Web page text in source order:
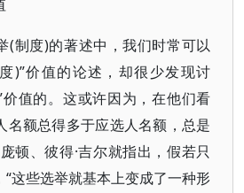
(制度)的著述中，我们时常可以
)”价值的论述，却很少发现讨
价值的。这或许因为，在他们看
名额总得多于应选人名额，总是
顿、彼得·吉尔就指出，假若只
“这些选举就基本上变成了一种形